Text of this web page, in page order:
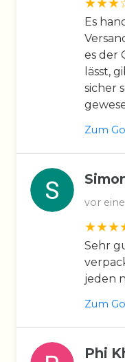
Es
es der
lässt,
sicher
Zum
vor
Sehr
jeden
Zum
Phi